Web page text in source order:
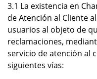
3.1 La existencia en
de Atención al Cliente
usuarios al objeto de
reclamaciones,
servicio de atención al
siguientes vías: